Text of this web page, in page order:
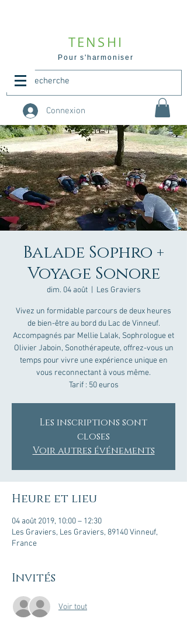
TENSHI
Pour s'harmoniser
Connexion
Balade Sophro +
Voyage Sonore
dim. 04 août
  |
Les Graviers
Vivez un formidable parcours de deux heures
de bien-être au bord du Lac de Vinneuf.
Accompagnés par Mellie Lalak, Sophrologue et
Olivier Jaboin, Sonothérapeute, offrez-vous un
temps pour vivre une expérience unique en
vous reconnectant à vous même.
Tarif : 50 euros
Les inscriptions sont
closes
Voir autres événements
Heure et lieu
04 août 2019, 10:00 – 12:30
Les Graviers, Les Graviers, 89140 Vinneuf,
France
Invités
Voir tout